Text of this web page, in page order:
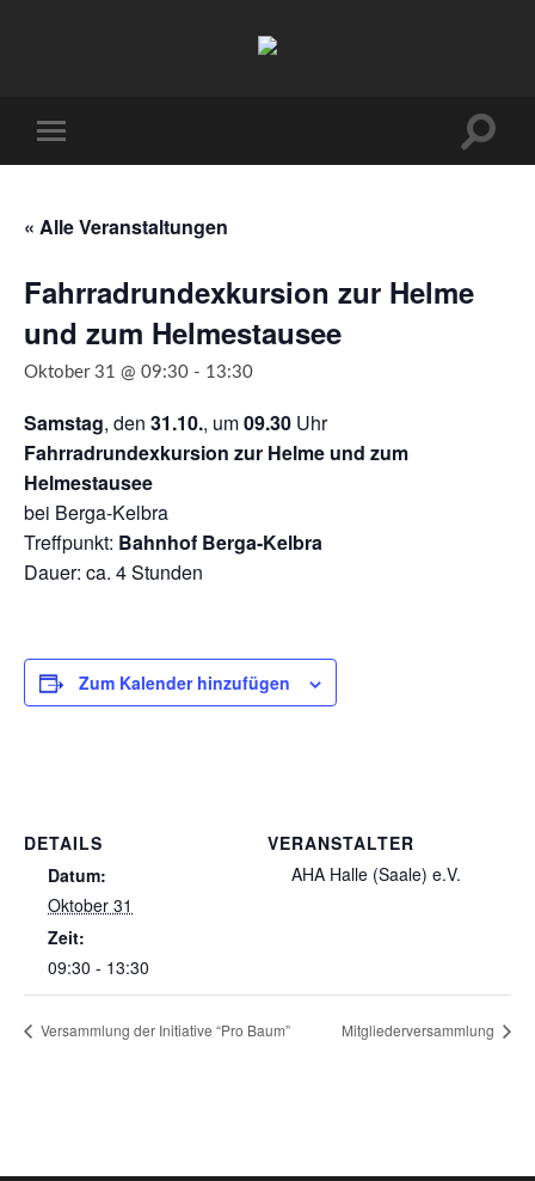
Saale
Menü
« Alle Veranstaltungen
Fahrradrundexkursion zur Helme
und zum Helmestausee
Oktober 31 @ 09:30 - 13:30
Samstag, den 31.10., um09.30 Uhr
Fahrradrundexkursion zur Helme und zum
Helmestausee
bei Ber­ga-Kelbra
Treffpunkt: Bahnhof Berga-Kelbra
Dauer: ca. 4 Stunden
Zum Kalender hinzufügen
DETAILS
Datum:
Oktober 31
Zeit:
09:30 - 13:30
VERANSTALTER
AHA Halle (Saale) e.V.
Versammlung der Initiative “Pro Baum” Mitgliederversammlung